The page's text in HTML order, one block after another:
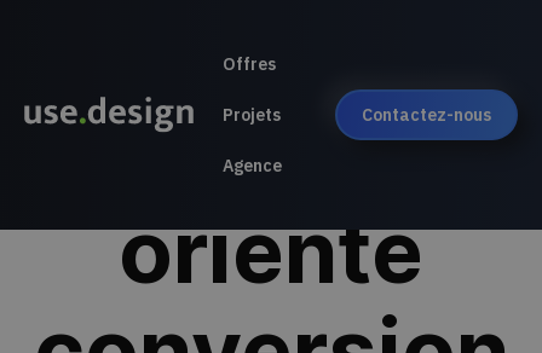
Offres
Projets
Agence
Contactez-nous
Audit UX
orienté